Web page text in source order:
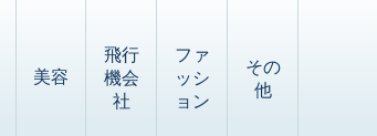
美容
飛行
機会
社
ファ
ッシ
ョン
その
他